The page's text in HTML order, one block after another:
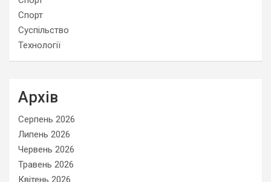
Спорт
Суспільство
Технології
Архів
Серпень 2026
Липень 2026
Червень 2026
Травень 2026
Квітень 2026